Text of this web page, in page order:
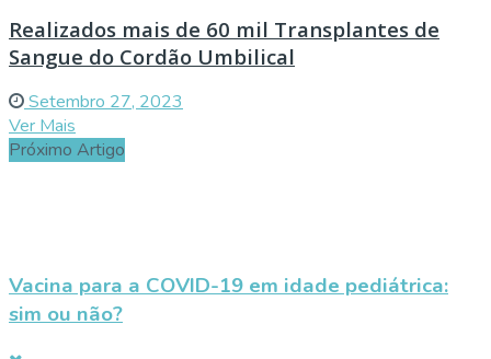
Realizados mais de 60 mil Transplantes de
Sangue do Cordão Umbilical
Setembro 27, 2023
Ver Mais
Próximo Artigo
Vacina para a COVID-19 em idade pediátrica:
sim ou não?